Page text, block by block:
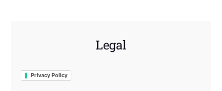
Legal
Privacy Policy